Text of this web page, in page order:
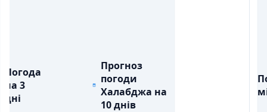
Погода
на 3
дні
Прогноз
погоди
Халабджа на
10 днів